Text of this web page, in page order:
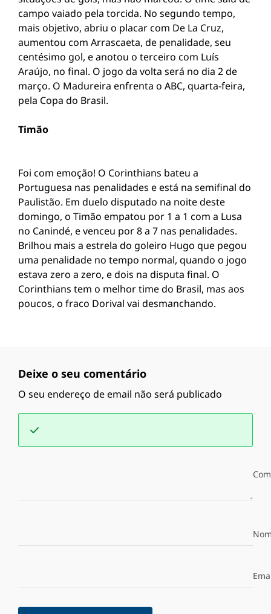
campo vaiado pela torcida. No segundo tempo,
mais objetivo, abriu o placar com De La Cruz,
aumentou com Arrascaeta, de penalidade, seu
centésimo gol, e anotou o terceiro com Luís
Araújo, no final. O jogo da volta será no dia 2 de
março. O Madureira enfrenta o ABC, quarta-feira,
pela Copa do Brasil.
Timão
Foi com emoção! O Corinthians bateu a
Portuguesa nas penalidades e está na semifinal do
Paulistão. Em duelo disputado na noite deste
domingo, o Timão empatou por 1 a 1 com a Lusa
no Canindé, e venceu por 8 a 7 nas penalidades.
Brilhou mais a estrela do goleiro Hugo que pegou
uma penalidade no tempo normal, quando o jogo
estava zero a zero, e dois na disputa final. O
Corinthians tem o melhor time do Brasil, mas aos
poucos, o fraco Dorival vai desmanchando.
Deixe o seu comentário
O seu endereço de email não será publicado